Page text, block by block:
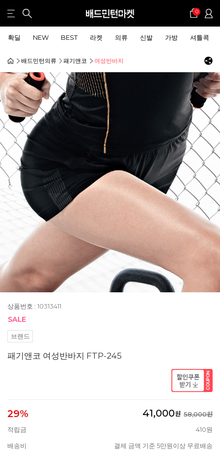
0
확딜 NEW BEST 라켓 의류 신발 가방 셔틀콕
배드민턴의류 패기앤코 여성반바지
상품번호 : 10313411
브랜드
패기앤코 여성반바지 FTP-245
29% 41,000원 58,000원
적립금
410원
배송비 결제 금액 기준 5만원이상 무료배송